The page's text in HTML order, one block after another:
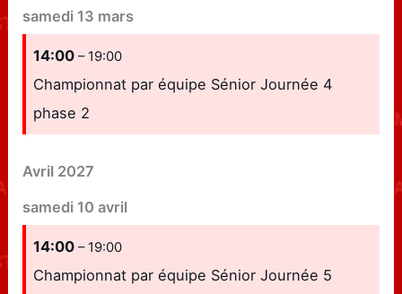
samedi 13 mars
14:00– 19:00
Championnat par équipe Sénior Journée 4
phase 2
Avril 2027
samedi 10 avril
14:00– 19:00
Championnat par équipe Sénior Journée 5